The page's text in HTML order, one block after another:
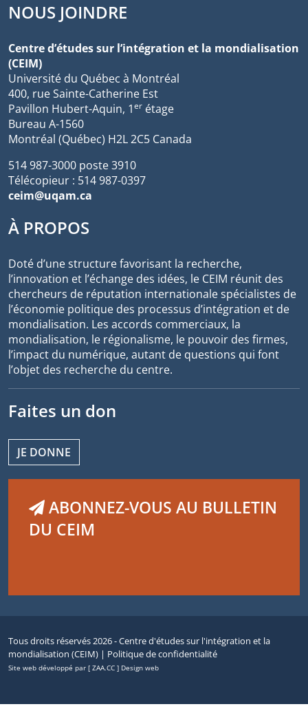
NOUS JOINDRE
Centre d’études sur l’intégration et la mondialisation
(CEIM)
Université du Québec à Montréal
400, rue Sainte-Catherine Est
Pavillon Hubert-Aquin, 1er étage
Bureau A-1560
Montréal (Québec) H2L 2C5 Canada
514 987-3000 poste 3910
Télécopieur : 514 987-0397
ceim@uqam.ca
À PROPOS
Doté d’une structure favorisant la recherche,
l’innovation et l’échange des idées, le CEIM réunit des
chercheurs de réputation internationale spécialistes de
l’économie politique des processus d’intégration et de
mondialisation. Les accords commerciaux, la
mondialisation, le régionalisme, le pouvoir des firmes,
l’impact du numérique, autant de questions qui font
l’objet des recherche du centre.
Faites un don
JE DONNE
ABONNEZ-VOUS AU BULLETIN
DU CEIM
Tous droits réservés 2026 - Centre d'études sur l'intégration et la
mondialisation (CEIM) | Politique de confidentialité
Site web développé par [ ZAA.CC ] Design web